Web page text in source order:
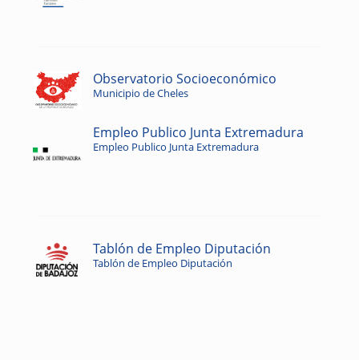
Observatorio Socioeconómico
Municipio de Cheles
Empleo Publico Junta Extremadura
Empleo Publico Junta Extremadura
Tablón de Empleo Diputación
Tablón de Empleo Diputación